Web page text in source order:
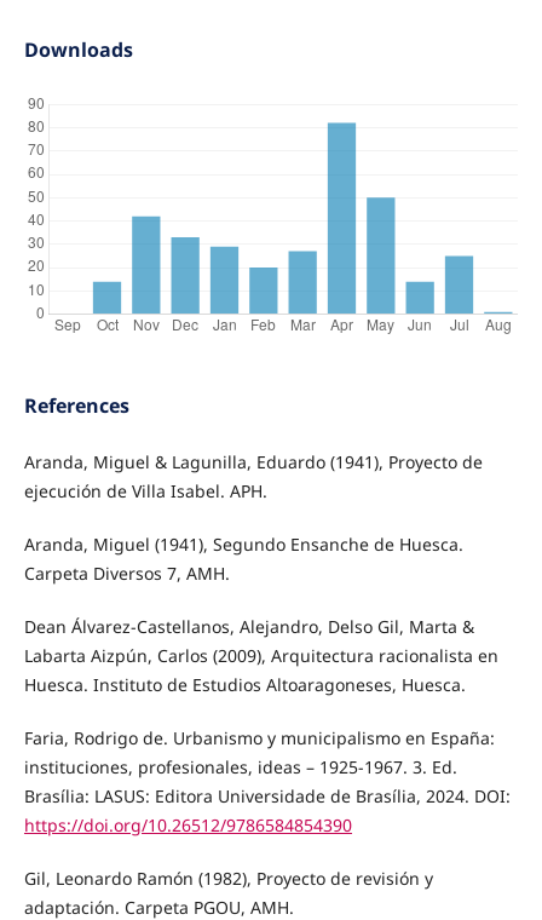
Downloads
References
Aranda, Miguel & Lagunilla, Eduardo (1941), Proyecto de
ejecución de Villa Isabel. APH.
Aranda, Miguel (1941), Segundo Ensanche de Huesca.
Carpeta Diversos 7, AMH.
Dean Álvarez-Castellanos, Alejandro, Delso Gil, Marta &
Labarta Aizpún, Carlos (2009), Arquitectura racionalista en
Huesca. Instituto de Estudios Altoaragoneses, Huesca.
Faria, Rodrigo de. Urbanismo y municipalismo en España:
instituciones, profesionales, ideas – 1925-1967. 3. Ed.
Brasília: LASUS: Editora Universidade de Brasília, 2024. DOI:
https://doi.org/10.26512/9786584854390
Gil, Leonardo Ramón (1982), Proyecto de revisión y
adaptación. Carpeta PGOU, AMH.